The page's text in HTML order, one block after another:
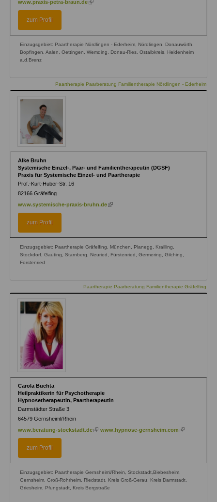
www.praxis-petra-braun.de
zum Profil
Einzugsgebiet: Paartherapie Nördlingen - Ederheim, Nördlingen, Donauwörth,
Bopfingen, Aalen, Oettingen, Wemding, Donau-Ries, Ostalbkreis, Heidenheim
a.d.Brenz
Paartherapie Paarberatung Familientherapie Nördlingen - Ederheim
Alke Bruhn
Systemische Einzel-, Paar- und Familientherapeutin (DGSF)
Praxis für Systemische Einzel- und Paartherapie
Prof.-Kurt-Huber-Str. 16
82166 Gräfelfing
www.systemische-praxis-bruhn.de (link
zum Profil
Einzugsgebiet: Paartherapie Gräfelfing, München, Planegg, Krailling,
Stockdorf, Gauting, Starnberg, Neuried, Fürstenried, Germering, Gilching,
Forstenried
Paartherapie Paarberatung Familientherapie Gräfelfing
Carola Buchta
Heilpraktikerin für Psychotherapie
Hypnosetherapeutin, Paartherapeutin
Darmstädter Straße 3
64579 Gernsheiml/Rhein
www.beratung-stockstadt.de (linkwww.hypnose-gernsheim.com (link
zum Profil
Einzugsgebiet: Paartherapie Gernsheiml/Rhein, Stockstadt,Biebesheim,
Gernsheim, Groß-Rohrheim, Riedstadt, Kreis Groß-Gerau, Kreis Darmstadt,
Griesheim, Pfungstadt, Kreis Bergstraße